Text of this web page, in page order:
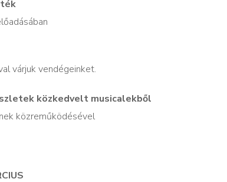
várjuk vendégeinket.
közkedvelt musicalekből
közreműködésével